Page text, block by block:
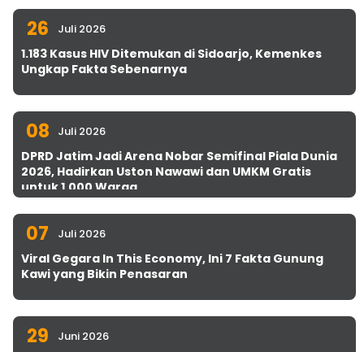
26 Juli 2026
1.183 Kasus HIV Ditemukan di Sidoarjo, Kemenkes
Ungkap Fakta Sebenarnya
08 Juli 2026
DPRD Jatim Jadi Arena Nobar Semifinal Piala Dunia
2026, Hadirkan Uston Nawawi dan UMKM Gratis
untuk 1.000 Warga
07 Juli 2026
Viral Gegara In This Economy, Ini 7 Fakta Gunung
Kawi yang Bikin Penasaran
29 Juni 2026